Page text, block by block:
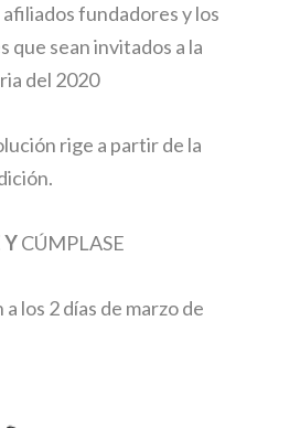
fundadores y los
sean invitados a la
del 2020
rige a partir de la
YCÚMPLASE
los 2 días de marzo de